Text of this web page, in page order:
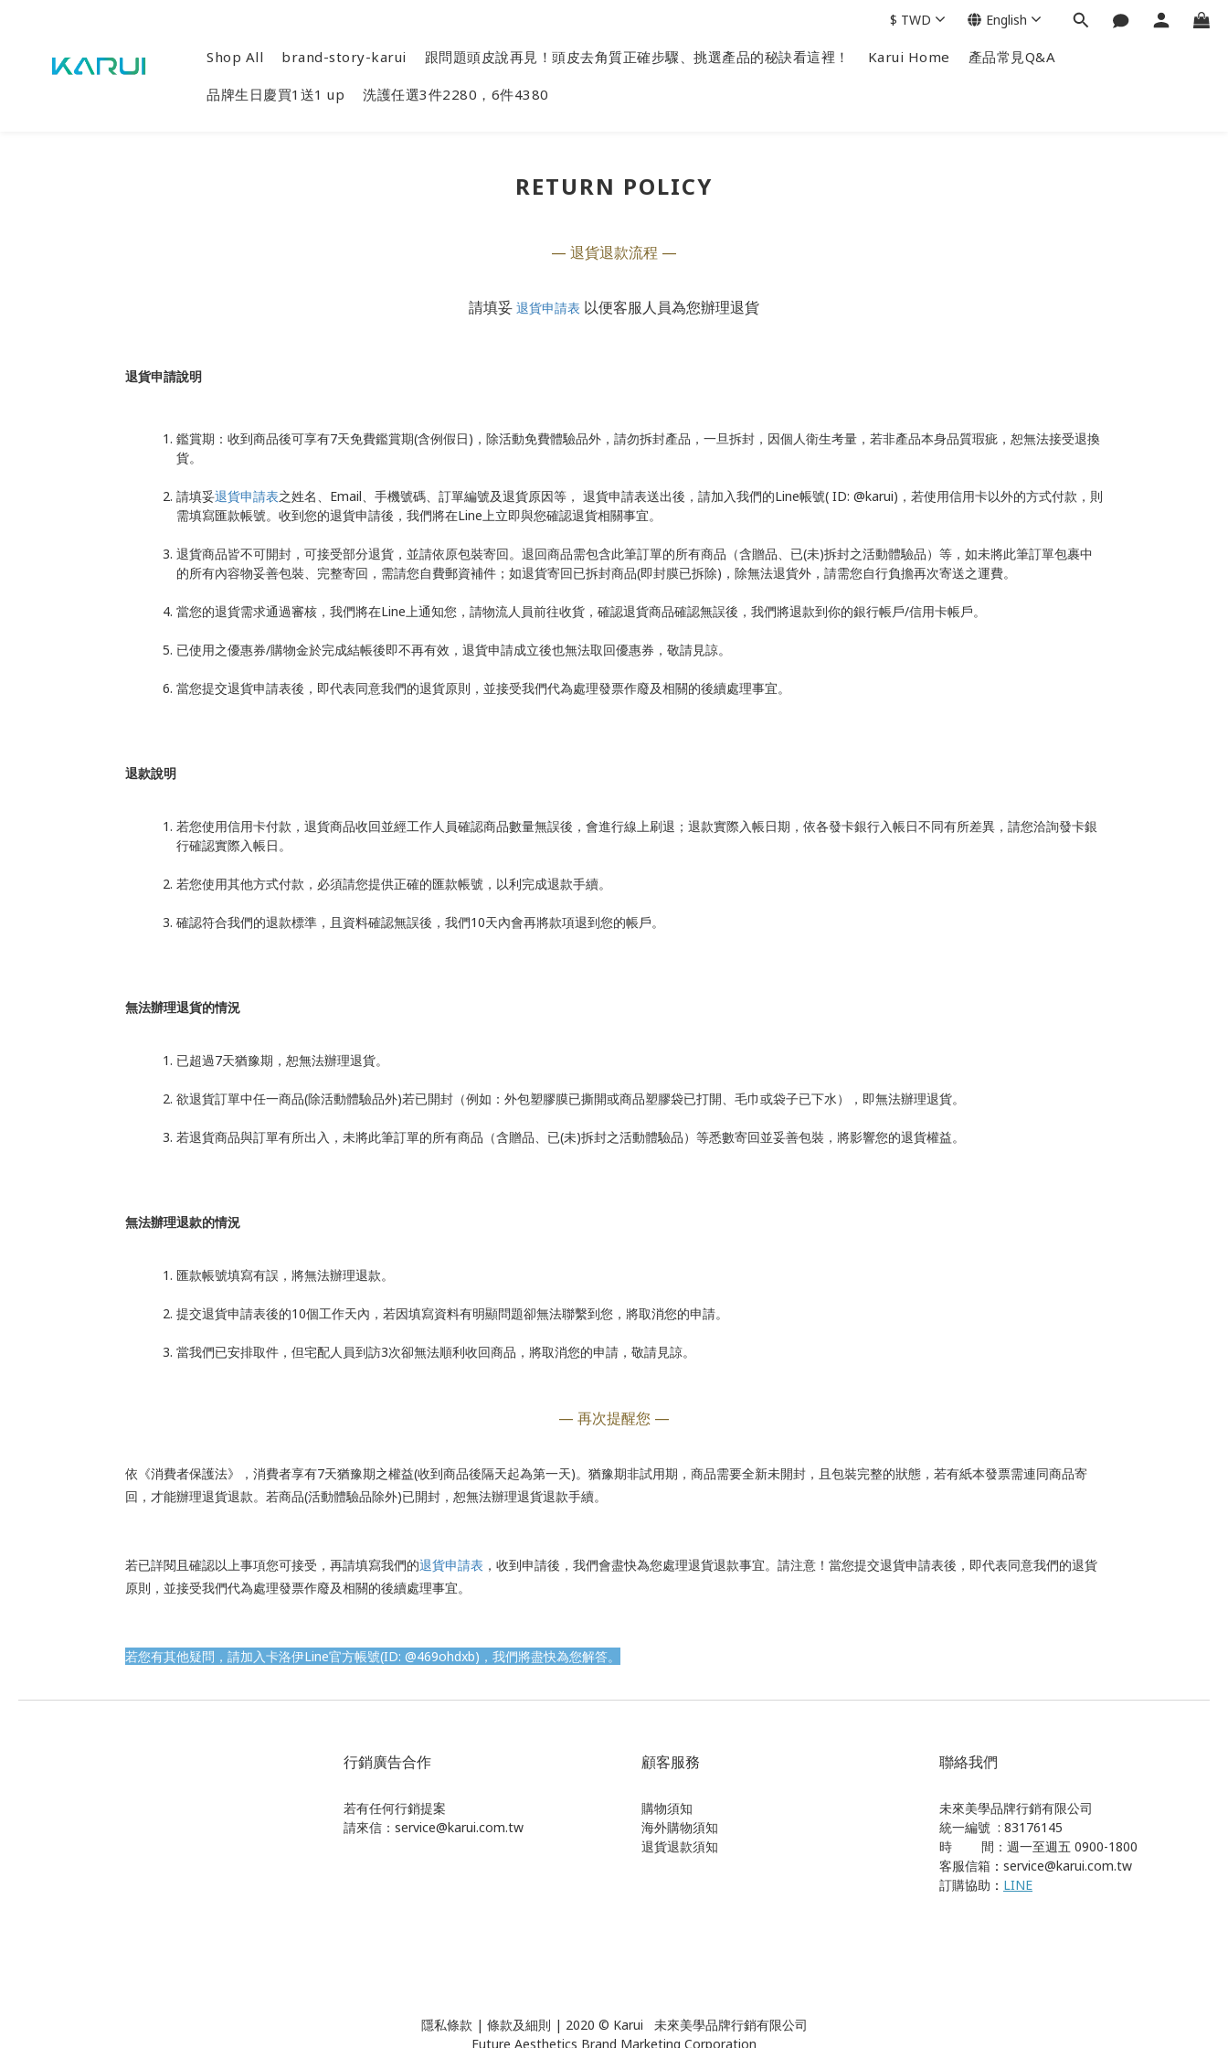
Shop All brand-story-karui 跟問題頭皮說再見！頭皮去角質正確步驟、挑選產品的秘訣看這裡！ Karui Home 產品常見Q&A
品牌生日慶買1送1 up 洗護任選3件2280，6件4380
$ TWD English
RETURN POLICY
— 退貨退款流程 —
請填妥 退貨申請表 以便客服人員為您辦理退貨
退貨申請說明
鑑賞期：收到商品後可享有7天免費鑑賞期(含例假日) ，除活動免費體驗品外，請勿拆封產品，一旦拆封，因個人衛生考量，若非產品本身品質瑕疵，恕無法接受退換
貨。
請填妥退貨申請表之姓名、 Email、手機號碼、訂單編號及退貨原因等， 退貨申請表送出後，請加入我們的Line帳號( ID: @karui) ，若使用信用卡以外的方式付款，則
需填寫匯款帳號。收到您的退貨申請後，我們將在Line上立即與您確認退貨相關事宜。
退貨商品皆不可開封，可接受部分退貨，並請依原包裝寄回。退回商品需包含此筆訂單的所有商品（含贈品、已(未)拆封之活動體驗品）等，如未將此筆訂單包裹中
的所有內容物妥善包裝、完整寄回，需請您自費郵資補件；如退貨寄回已拆封商品(即封膜已拆除)，除無法退貨外，請需您自行負擔再次寄送之運費。
當您的退貨需求通過審核，我們將在Line上通知您，請物流人員前往收貨，確認退貨商品確認無誤後，我們將退款到你的銀行帳戶/信用卡帳戶。
已使用之優惠券/購物金於完成結帳後即不再有效，退貨申請成立後也無法取回優惠券，敬請見諒。
當您提交退貨申請表後，即代表同意我們的退貨原則，並接受我們代為處理發票作廢及相關的後續處理事宜。
退款說明
若您使用信用卡付款，退貨商品收回並經工作人員確認商品數量無誤後，會進行線上刷退；退款實際入帳日期，依各發卡銀行入帳日不同有所差異，請您洽詢發卡銀
行確認實際入帳日。
若您使用其他方式付款，必須請您提供正確的匯款帳號，以利完成退款手續。
確認符合我們的退款標準，且資料確認無誤後，我們10天內會再將款項退到您的帳戶。
無法辦理退貨的情況
已超過7天猶豫期，恕無法辦理退貨。
欲退貨訂單中任一商品(除活動體驗品外)若已開封（例如：外包塑膠膜已撕開或商品塑膠袋已打開、毛巾或袋子已下水），即無法辦理退貨。
若退貨商品與訂單有所出入，未將此筆訂單的所有商品（含贈品、已(未)拆封之活動體驗品）等悉數寄回並妥善包裝，將影響您的退貨權益。
無法辦理退款的情況
匯款帳號填寫有誤，將無法辦理退款。
提交退貨申請表後的10個工作天內，若因填寫資料有明顯問題卻無法聯繫到您，將取消您的申請。
當我們已安排取件，但宅配人員到訪3次卻無法順利收回商品，將取消您的申請，敬請見諒。
— 再次提醒您 —
依《消費者保護法》，消費者享有7天猶豫期之權益(收到商品後隔天起為第一天)。猶豫期非試用期，商品需要全新未開封，且包裝完整的狀態，若有紙本發票需連同商品寄
回，才能辦理退貨退款。若商品(活動體驗品除外)已開封，恕無法辦理退貨退款手續。
若已詳閱且確認以上事項您可接受，再請填寫我們的退貨申請表 ，收到申請後，我們會盡快為您處理退貨退款事宜。請注意！當您提交退貨申請表後，即代表同意我們的退貨
原則，並接受我們代為處理發票作廢及相關的後續處理事宜。
若您有其他疑問，請加入卡洛伊Line官方帳號(ID: @469ohdxb) ，我們將盡快為您解答。
行銷廣告合作
若有任何行銷提案
請來信：service@karui.com.tw
顧客服務
購物須知
海外購物須知
退貨退款須知
聯絡我們
未來美學品牌行銷有限公司
統一編號 : 83176145
時 間：週一至週五 0900-1800
客服信箱 ： service@karui.com.tw
訂購協助 ： LINE
隱私條款 | 條款及細則 | 2020 © Karui 未來美學品牌行銷有限公司
Future Aesthetics Brand Marketing Corporation